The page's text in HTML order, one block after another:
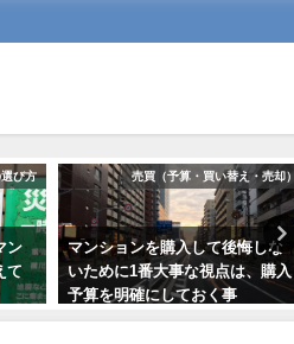
び方
ン
て
売買（予算・買い替え・売却）
マンションを購入して後悔しな
いために1番大事な視点は、購入
予算を明確にしておく事